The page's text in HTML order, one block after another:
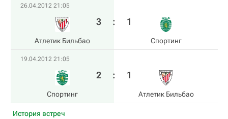
26.04.2012 21:05
Атлетик Бильбао
3 : 1
Спортинг
19.04.2012 21:05
Спортинг
2 : 1
Атлетик Бильбао
История встреч